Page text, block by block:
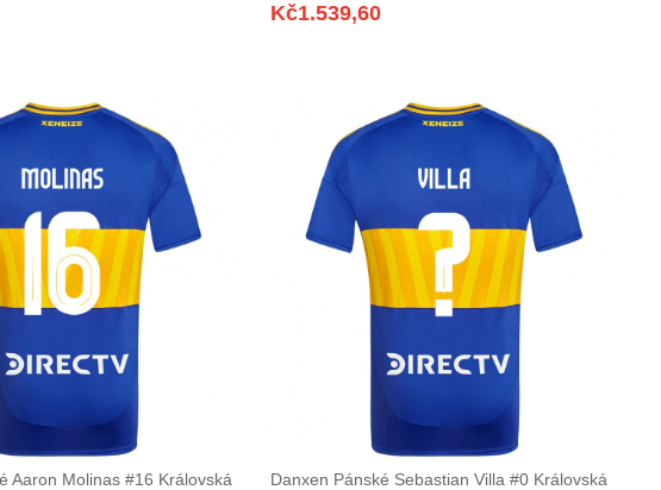
Kč1.539,60
Aaron Molinas #16 Královská
Danxen Pánské Sebastian Villa #0 Královská